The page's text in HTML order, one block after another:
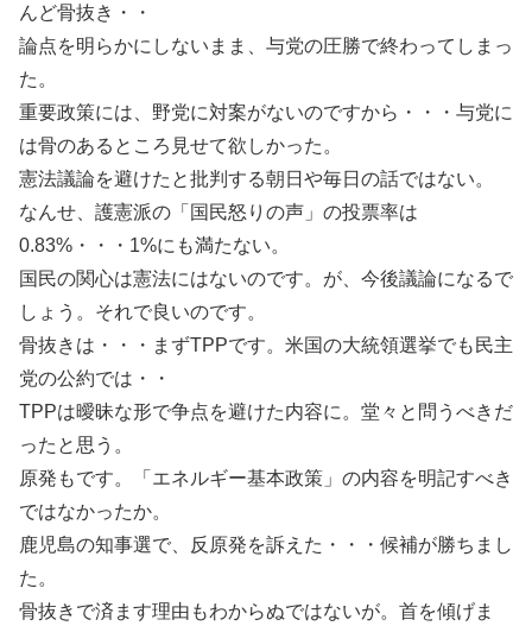
んど骨抜き・・
論点を明らかにしないまま、与党の圧勝で終わってしまっ
た。
重要政策には、野党に対案がないのですから・・・与党に
は骨のあるところ見せて欲しかった。
憲法議論を避けたと批判する朝日や毎日の話ではない。
なんせ、護憲派の「国民怒りの声」の投票率は
0.83%・・・1%にも満たない。
国民の関心は憲法にはないのです。が、今後議論になるで
しょう。それで良いのです。
骨抜きは・・・まずTPPです。米国の大統領選挙でも民主
党の公約では・・
TPPは曖昧な形で争点を避けた内容に。堂々と問うべきだ
ったと思う。
原発もです。「エネルギー基本政策」の内容を明記すべき
ではなかったか。
鹿児島の知事選で、反原発を訴えた・・・候補が勝ちまし
た。
骨抜きで済ます理由もわからぬではないが。首を傾げま